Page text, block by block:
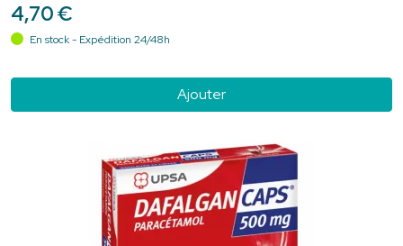
4,70€
En stock - Expédition 24/48h
Ajouter